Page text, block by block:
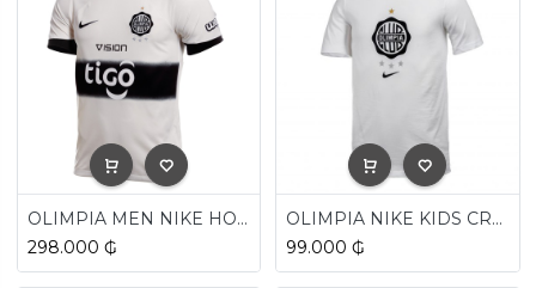
OLIMPIA MEN NIKE HOME SHIRT 2024
298.000 ₲
OLIMPIA NIKE KIDS CREST TEE 2024
99.000 ₲